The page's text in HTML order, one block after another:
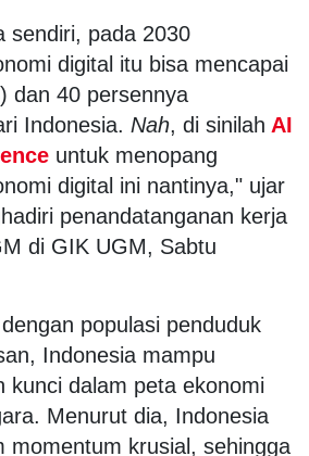
sendiri, pada 2030
digital itu bisa mencapai
dan 40 persennya
Indonesia. Nah, di sinilah AI
untuk menopang
digital ini nantinya," ujar
penandatanganan kerja
di GIK UGM, Sabtu
populasi penduduk
Indonesia mampu
kunci dalam peta ekonomi
Menurut dia, Indonesia
momentum krusial, sehingga